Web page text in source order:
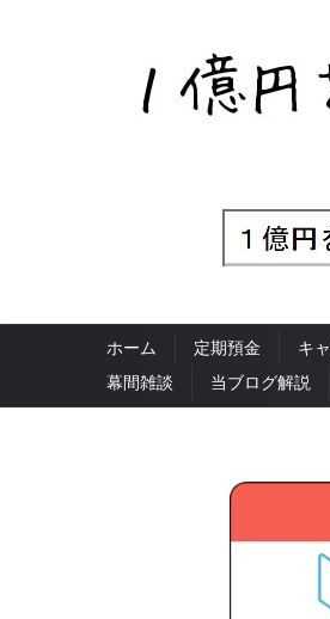
ホーム 定期預金 キ
幕間雑談
当ブログ解説